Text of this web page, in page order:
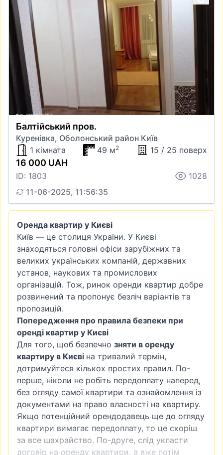
Балтійський пров.
Куренівка, Оболонський район Київ
1 кімната
49 м2 15 / 25 поверх
16 000 UAH
ID: 1803
1028
11-06-2025, 11:56:35
Оренда квартир у Києві
Київ — це столиця України. У Києві
знаходяться головні офіси зарубіжних та
великих українських компаній, державних
установ, наукових та промислових
організацій. Тож, ринок оренди квартир добре
розвинений та пропонує безліч варіантів та
пропозицій.
Попередження про правила безпеки при
оренді квартир у Києві
Для того, щоб безпечно зняти в оренду
квартиру в Києві на тривалий термін,
дотримуйтеся кількох простих правил. По-
перше, ніколи не робіть передоплату наперед,
без огляду самої квартири та ознайомлення із
документами на право власності на квартиру.
Якщо потенційний орендодавець ще до огляду
квартири вимагає передоплату, то це скоріш
за все шахрайство. По-друге, слід укласти
договір на оренду квартири, а вже потім